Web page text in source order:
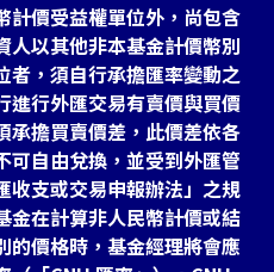
計價受益權單位外，尚包含
人以其他非本基金計價幣別
者，須自行承擔匯率變動之
進行外匯交易有賣價與買價
承擔買賣價差，此價差依各
可自由兌換，並受到外匯管
收支或交易申報辦法」之規
金在計算非人民幣計價或結
的價格時，基金經理將會應